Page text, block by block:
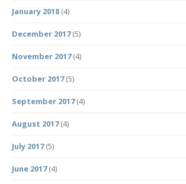
January 2018 (4)
December 2017(5)
November 2017(4)
October 2017(5)
September 2017(4)
August 2017(4)
July 2017(5)
June 2017(4)